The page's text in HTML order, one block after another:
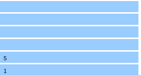
5
1